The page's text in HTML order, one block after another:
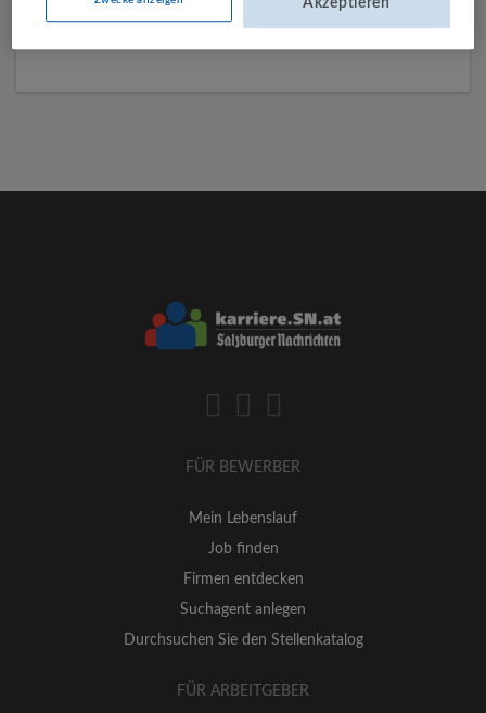
FÜR BEWERBER
Mein Lebenslauf
Job finden
Firmen entdecken
Suchagent anlegen
Durchsuchen Sie den Stellenkatalog
FÜR ARBEITGEBER
Akzeptieren